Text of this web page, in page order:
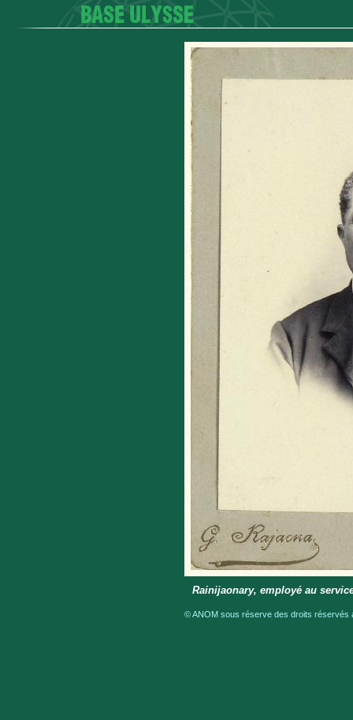
Rainijaonary, employé au
© ANOM sous réserve des droits réservés